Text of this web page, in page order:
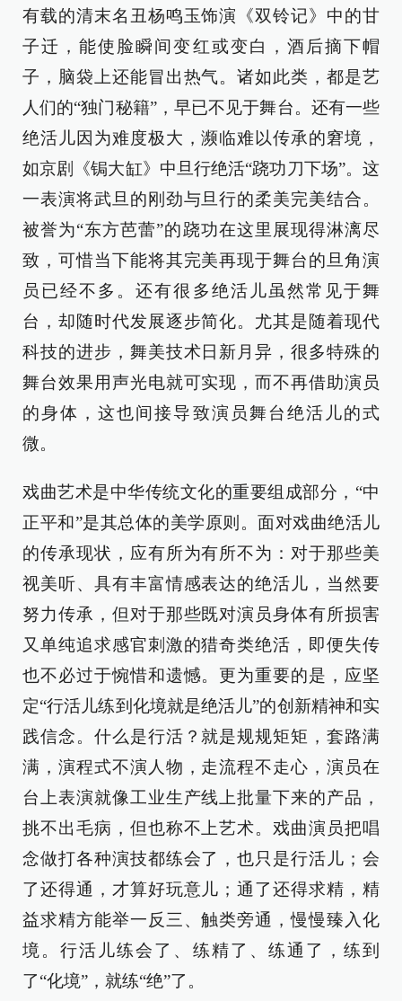
有载的清末名丑杨鸣玉饰演《双铃记》中的甘
子迁，能使脸瞬间变红或变白，酒后摘下帽
子，脑袋上还能冒出热气。诸如此类，都是艺
人们的“独门秘籍”，早已不见于舞台。还有一些
绝活儿因为难度极大，濒临难以传承的窘境，
如京剧《锔大缸》中旦行绝活“跷功刀下场”。这
一表演将武旦的刚劲与旦行的柔美完美结合。
被誉为“东方芭蕾”的跷功在这里展现得淋漓尽
致，可惜当下能将其完美再现于舞台的旦角演
员已经不多。还有很多绝活儿虽然常见于舞
台，却随时代发展逐步简化。尤其是随着现代
科技的进步，舞美技术日新月异，很多特殊的
舞台效果用声光电就可实现，而不再借助演员
的身体，这也间接导致演员舞台绝活儿的式
微。
戏曲艺术是中华传统文化的重要组成部分，“中
正平和”是其总体的美学原则。面对戏曲绝活儿
的传承现状，应有所为有所不为：对于那些美
视美听、具有丰富情感表达的绝活儿，当然要
努力传承，但对于那些既对演员身体有所损害
又单纯追求感官刺激的猎奇类绝活，即便失传
也不必过于惋惜和遗憾。更为重要的是，应坚
定“行活儿练到化境就是绝活儿”的创新精神和实
践信念。什么是行活？就是规规矩矩，套路满
满，演程式不演人物，走流程不走心，演员在
台上表演就像工业生产线上批量下来的产品，
挑不出毛病，但也称不上艺术。戏曲演员把唱
念做打各种演技都练会了，也只是行活儿；会
了还得通，才算好玩意儿；通了还得求精，精
益求精方能举一反三、触类旁通，慢慢臻入化
境。行活儿练会了、练精了、练通了，练到
了“化境”，就练“绝”了。